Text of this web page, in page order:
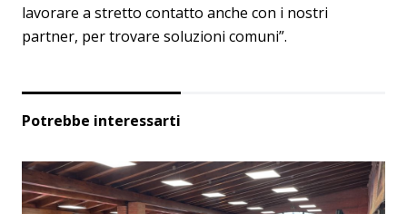
lavorare a stretto contatto anche con i nostri
partner, per trovare soluzioni comuni”.
Potrebbe interessarti